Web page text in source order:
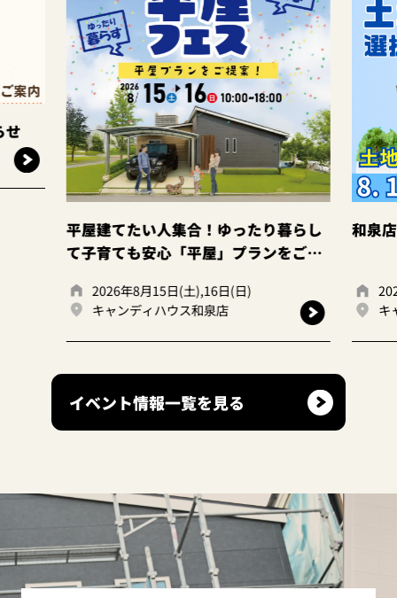
！ゆったり暮らし
屋」プランをご提
和泉店☆土地探し相談会！
2026年8月15日(土),16日(日)
キャンディハウス和泉店
イベント情報一覧を見る